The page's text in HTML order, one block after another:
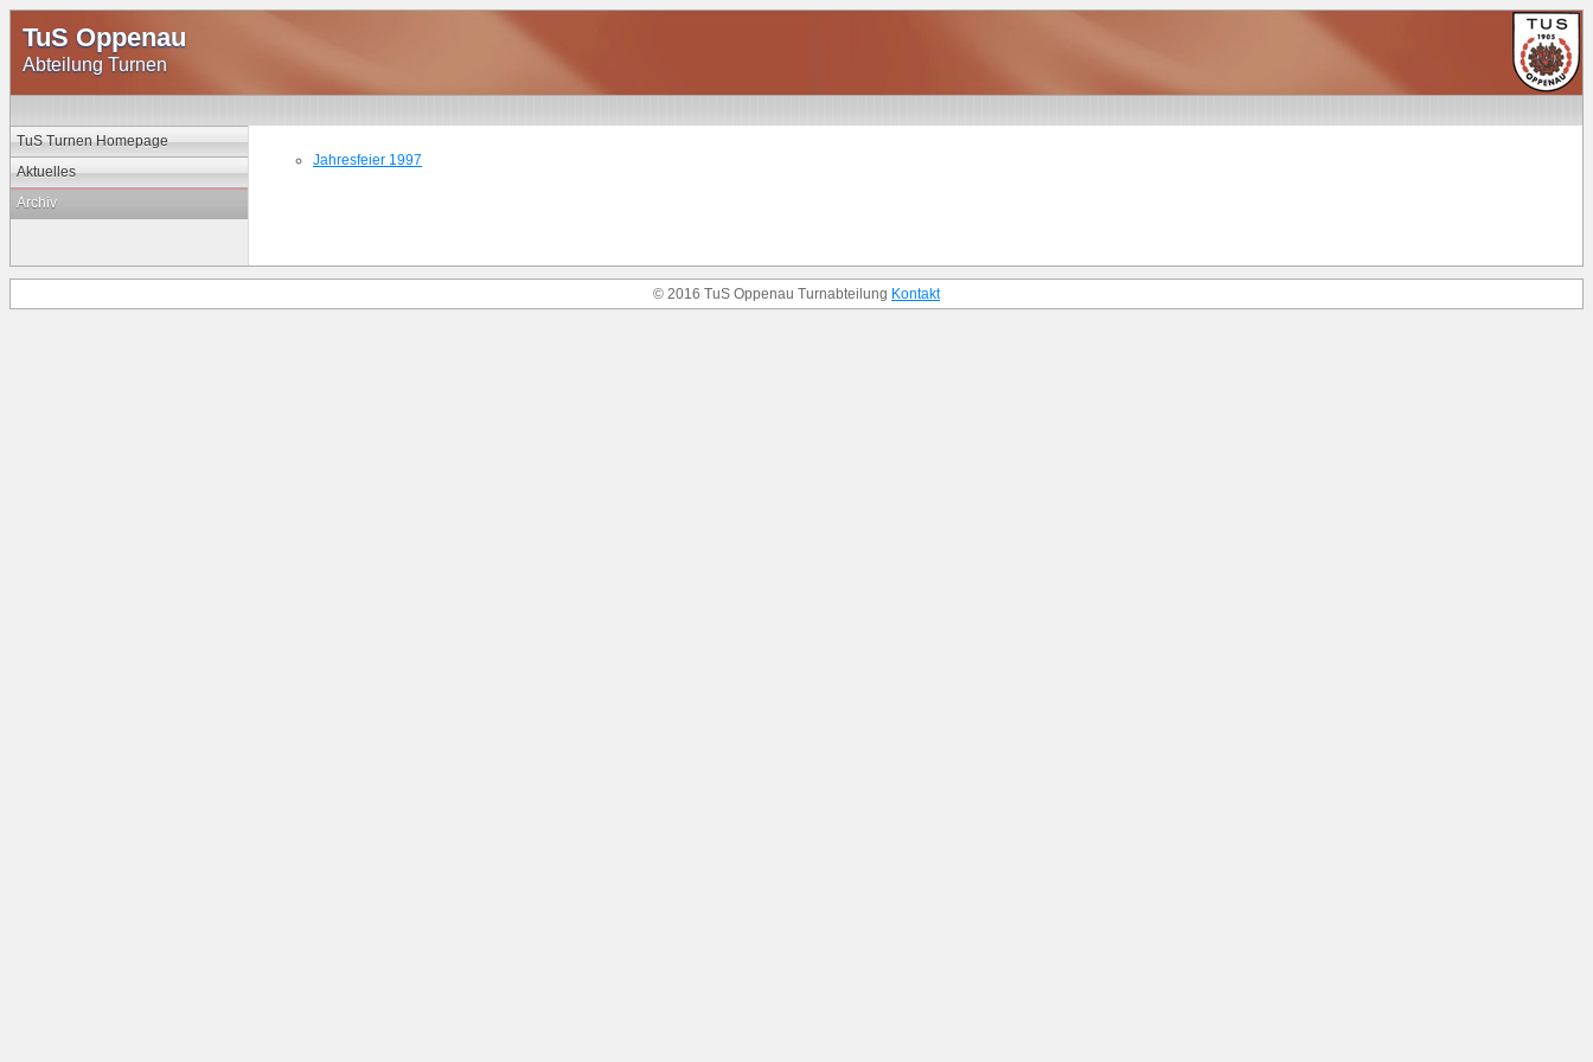
TuS Oppenau
Abteilung Turnen
TuS Turnen Homepage
Aktuelles
Archiv
Jahresfeier 1997
© 2016 TuS Oppenau Turnabteilung Kontakt